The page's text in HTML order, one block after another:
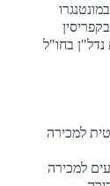
בחו"ל
למכירה
למכירה